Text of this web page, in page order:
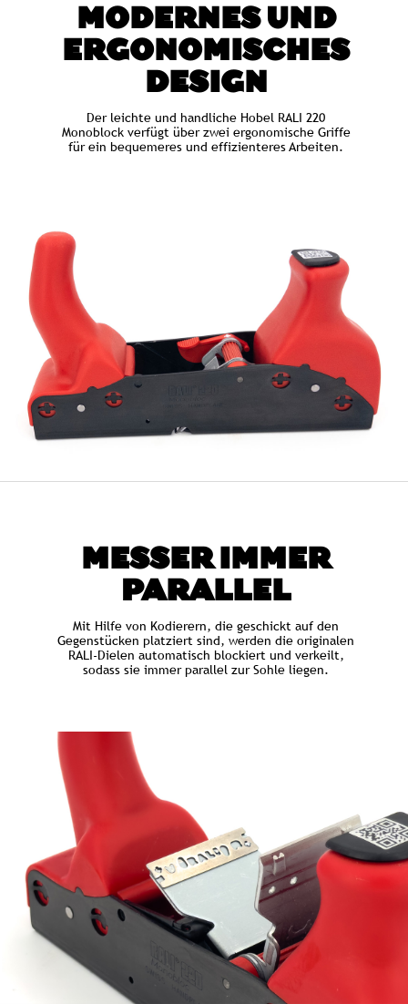
MODERNES UND
ERGONOMISCHES
DESIGN
Der leichte und handliche Hobel RALI 220
Monoblock verfügt über zwei ergonomische Griffe
für ein bequemeres und effizienteres Arbeiten.
MESSER IMMER
PARALLEL
Mit Hilfe von Kodierern, die geschickt auf den
Gegenstücken platziert sind, werden die originalen
RALI-Dielen automatisch blockiert und verkeilt,
sodass sie immer parallel zur Sohle liegen.